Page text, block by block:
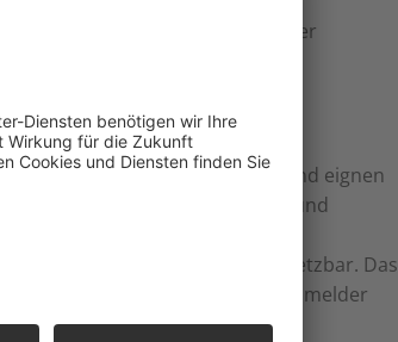
informiert und direkt der
mit der Zentrale, z. B. bei
Alarmanlage angeschlossen und eignen
Die Kabel müssen geplant und
ist erweiterbar und flexibel einsetzbar. Das
und kann mit einem Rauchwarnmelder